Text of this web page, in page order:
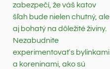
zabezpečí, že váš katov
šľah bude nielen chutný, ale
aj bohatý na dôležité živiny.
Nezabudnite
experimentovať s bylinkami
a koreninami, ako sú